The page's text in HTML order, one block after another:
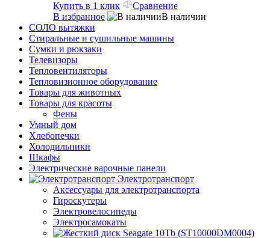
Купить в 1 клик
Сравнение
В избранное
В наличии
СОЛО вытяжки
Стиральные и сушильные машины
Сумки и рюкзаки
Телевизоры
Тепловентиляторы
Тепловизионное оборудование
Товары для животных
Товары для красоты
Фены
Умный дом
Хлебопечки
Холодильники
Шкафы
Электрические варочные панели
Электротранспорт
Аксессуары для электротранспорта
Гироскутеры
Электровелосипеды
Электросамокаты